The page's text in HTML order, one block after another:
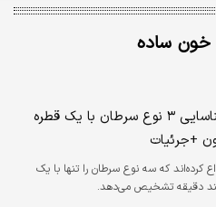
خون ساده
شناسایی ۳ نوع سرطان با یک قطره
+جرئیات
کرده‌اند که سه نوع سرطان را تنها با یک
دقیقه تشخیص می‌دهد.